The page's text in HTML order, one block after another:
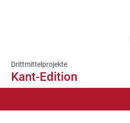
Drittmittelprojekte
Kant-Edition